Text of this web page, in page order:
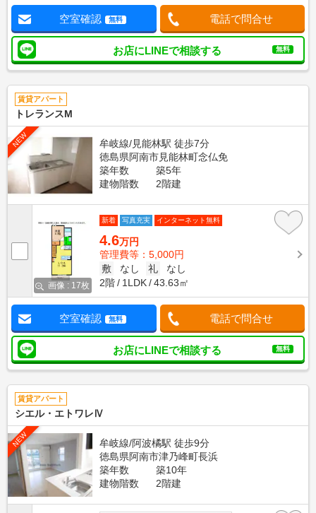
空室確認 無料 電話で問合せ
お店にLINEで相談する 無料
賃貸アパート
トレランスM
NEW
牟岐線/見能林駅 徒歩7分
徳島県阿南市見能林町念仏免
築年数
築5年
建物階数
2階建
画像 : 17枚
新着 写真充実 インターネット無料
4.6万円
管理費等：5,000円
敷
なし 礼
なし
2階
1LDK 43.63㎡
空室確認 無料 電話で問合せ
お店にLINEで相談する 無料
賃貸アパート
シエル・エトワレⅣ
NEW
牟岐線/阿波橘駅 徒歩9分
徳島県阿南市津乃峰町長浜
築年数
築10年
建物階数
2階建